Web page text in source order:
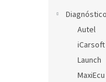
Autel
iCarsoft
Launch
MaxiEcu